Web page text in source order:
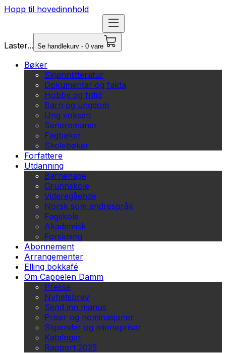
Hopp til hovedinnhold
Laster... Se handlekurv - 0 vare
Bøker
Skjønnlitteratur
Dokumentar og fakta
Hobby og fritid
Barn og ungdom
Ung voksen
Serieromaner
Fagbøker
Skolebøker
Forfattere
Utdanning
Barnehage
Grunnskole
Videregående
Norsk som andrespråk
Fagskole
Akademisk
Forskning
Abonnement
Arrangementer
Elling bokkafé
Om Cappelen Damm
Presse
Nyhetsbrev
Send inn manus
Priser og nominasjoner
Stipender og minnepriser
Kataloger
Rapport 2025